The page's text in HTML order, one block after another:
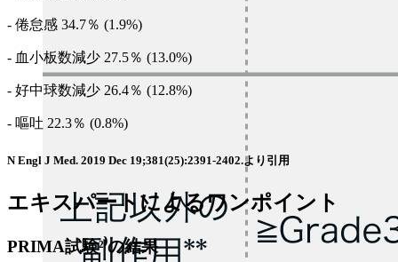
- 倦怠感 34.7％ (1.9%)
- 血小板数減少 27.5％ (13.0%)
- 好中球数減少 26.4％ (12.8%)
- 嘔吐 22.3％ (0.8%)
N Engl J Med. 2019 Dec 19;381(25):2391-2402.より引用
エキスパートによるワンポイント
PRIMA試験²⁾の結果